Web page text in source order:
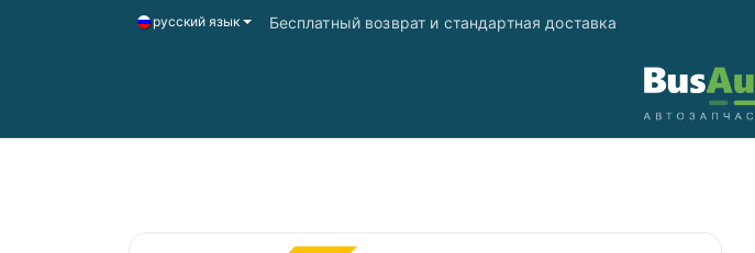
русский язык Бесплатный возврат и стандартная доставка
Свяжитесь с нами